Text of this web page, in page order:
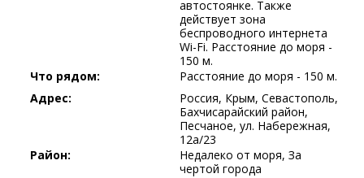
автостоянке. Также
действует зона
беспроводного интернета
Wi-Fi. Расстояние до моря -
150 м.
Что рядом:
Расстояние до моря - 150 м.
Адрес:
Россия, Крым, Севастополь,
Бахчисарайский район,
Песчаное, ул. Набережная,
12а/23
Район:
Недалеко от моря, За
чертой города